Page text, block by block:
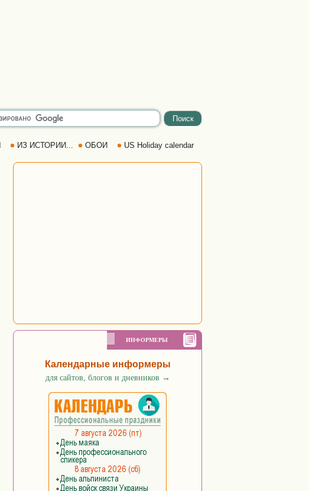
ИЗ ИСТОРИИ... ОБОИ US Holiday calendar
ИНФОРМЕРЫ
Календарные информеры
для сайтов, блогов и дневников →